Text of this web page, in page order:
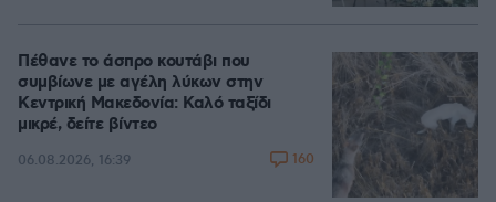
Πέθανε το άσπρο κουτάβι που
συμβίωνε με αγέλη λύκων στην
Κεντρική Μακεδονία: Καλό ταξίδι
μικρέ, δείτε βίντεο
06.08.2026, 16:39 160